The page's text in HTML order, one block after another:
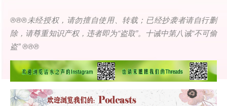
®®®未经授权，请勿擅自使用、转载；已经抄袭者请自行删
除，请尊重知识产权，违者即为“盗取”。十诫中第八诫“不可偷
盗” ®®®